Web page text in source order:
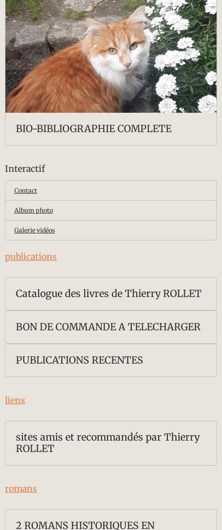
BIO-BIBLIOGRAPHIE COMPLETE
Interactif
Contact
Album photo
Galerie vidéos
publications
Catalogue des livres de Thierry ROLLET
BON DE COMMANDE A TELECHARGER
PUBLICATIONS RECENTES
liens
sites amis et recommandés par Thierry
ROLLET
romans
2 ROMANS HISTORIQUES EN